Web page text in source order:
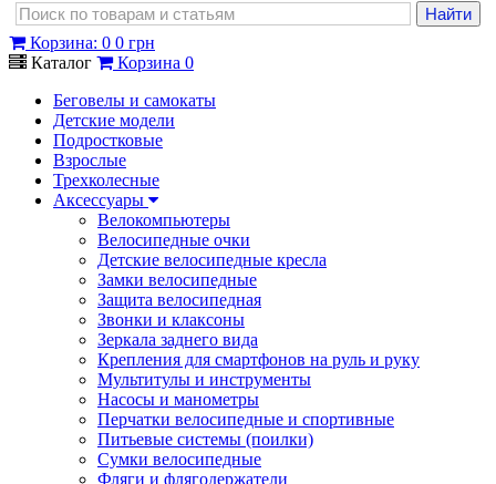
Корзина: 0 0 грн
Каталог
Корзина 0
Беговелы и самокаты
Детские модели
Подростковые
Взрослые
Трехколесные
Аксессуары
Велокомпьютеры
Велосипедные очки
Детские велосипедные кресла
Замки велосипедные
Защита велосипедная
Звонки и клаксоны
Зеркала заднего вида
Крепления для смартфонов на руль и руку
Мультитулы и инструменты
Насосы и манометры
Перчатки велосипедные и спортивные
Питьевые системы (поилки)
Сумки велосипедные
Фляги и флягодержатели